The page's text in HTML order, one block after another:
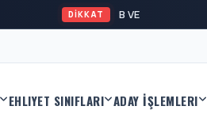
B VE A2 EHLİYET KA
EHLIYET SINIFLARI ADAY İŞLEMLERI